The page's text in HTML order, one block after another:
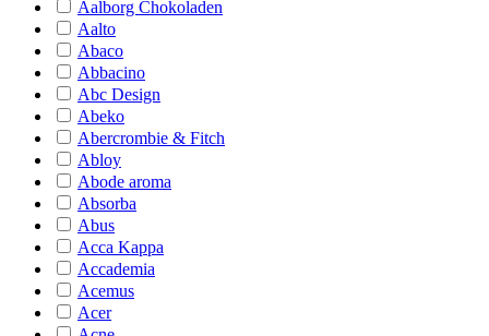
Aalborg Chokoladen
Aalto
Abaco
Abbacino
Abc Design
Abeko
Abercrombie & Fitch
Abloy
Abode aroma
Absorba
Abus
Acca Kappa
Accademia
Acemus
Acer